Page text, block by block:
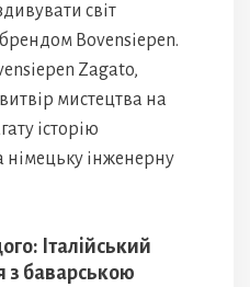
світ
Bovensiepen.
Zagato,
мистецтва на
історію
німецьку інженерну
Італійський
з баварською